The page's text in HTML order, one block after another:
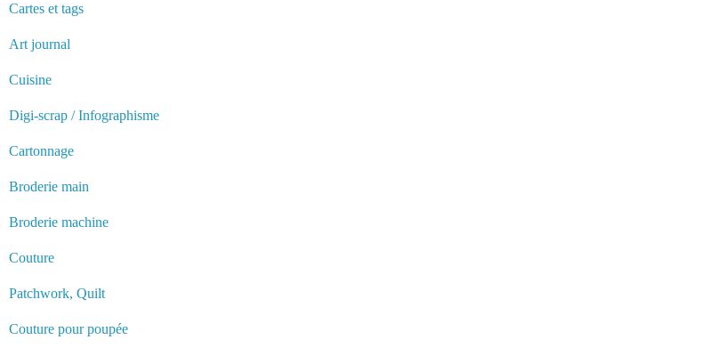
Cartes et tags
Art journal
Cuisine
Digi-scrap / Infographisme
Cartonnage
Broderie main
Broderie machine
Couture
Patchwork, Quilt
Couture pour poupée